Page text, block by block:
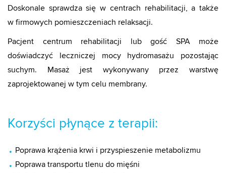
Doskonale sprawdza się w centrach rehabilitacji, a także
w firmowych pomieszczeniach relaksacji.
Pacjent centrum rehabilitacji lub gość SPA może
doświadczyć leczniczej mocy hydromasażu pozostając
suchym. Masaż jest wykonywany przez warstwę
zaprojektowanej w tym celu membrany.
Korzyści płynące z terapii:
Poprawa krążenia krwi i przyspieszenie metabolizmu
Poprawa transportu tlenu do mięśni